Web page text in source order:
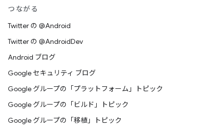
つながる
Twitter の @Android
Twitter の @AndroidDev
Android ブログ
Google セキュリティ ブログ
Google グループの「プラットフォーム」トピック
Google グループの「ビルド」トピック
Google グループの「移植」トピック